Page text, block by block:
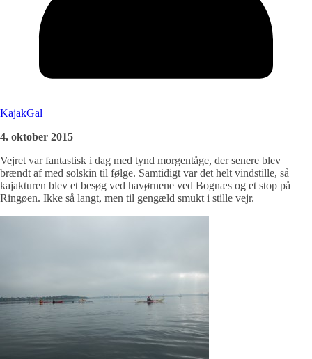
KajakGal
4. oktober 2015
Vejret var fantastisk i dag med tynd morgentåge, der senere blev
brændt af med solskin til følge. Samtidigt var det helt vindstille, så
kajakturen blev et besøg ved havørnene ved Bognæs og et stop på
Ringøen. Ikke så langt, men til gengæld smukt i stille vejr.